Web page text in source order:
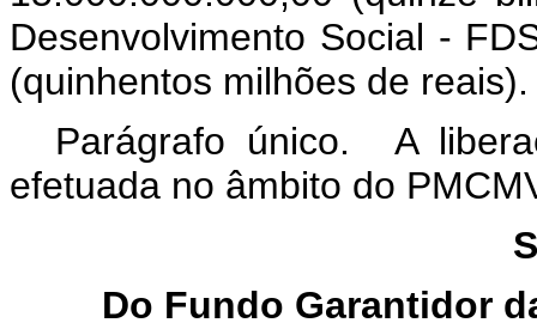
Desenvolvimento Social -
(quinhentos milhões de reais).
Parágrafo único. A
efetuada no âmbito do
Do Fundo Garantidor